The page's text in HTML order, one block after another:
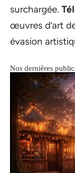
surchargée.
œuvres d’art
évasion
Nos dernières